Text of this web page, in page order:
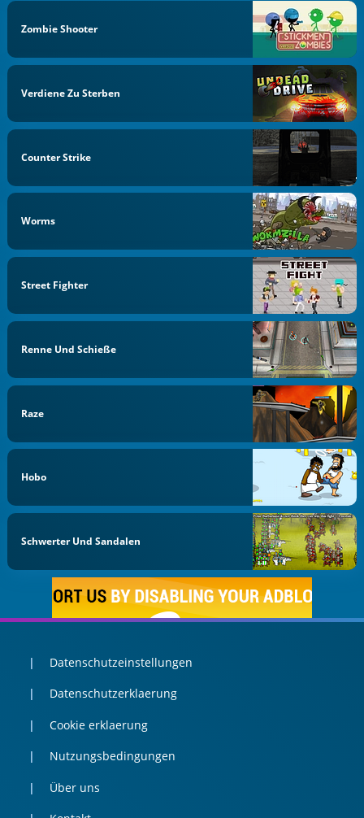
Zombie Shooter
Verdiene Zu Sterben
Counter Strike
Worms
Street Fighter
Renne Und Schieße
Raze
Hobo
Schwerter Und Sandalen
Datenschutzeinstellungen
Datenschutzerklaerung
Cookie erklaerung
Nutzungsbedingungen
Über uns